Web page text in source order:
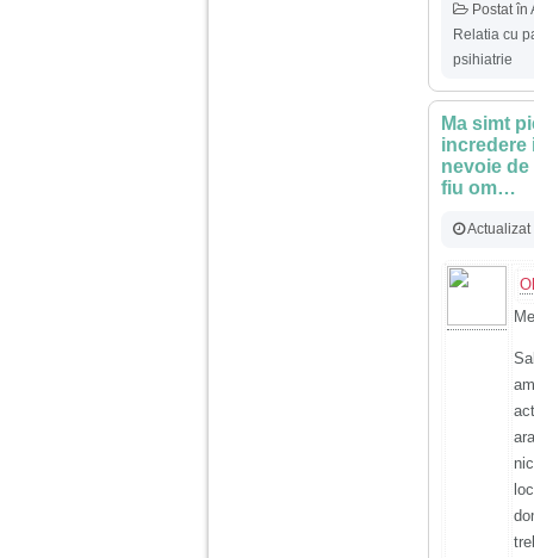
Postat în
Relatia cu
psihiatrie
Ma simt
incredere
nevoie de
fiu om…